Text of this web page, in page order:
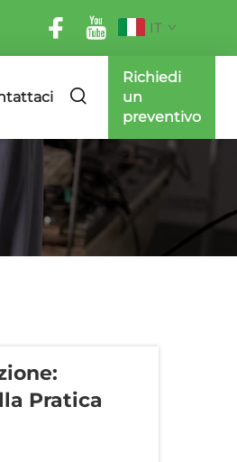
IT
Richiedi
un
preventivo
Pratica